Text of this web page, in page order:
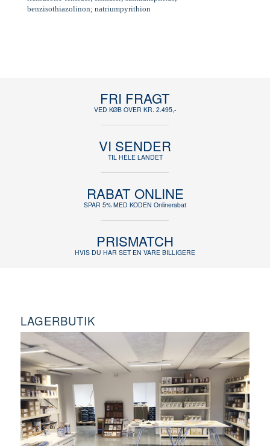
benzisothiazolinon; natriumpyrithion
FRI FRAGT
VED KØB OVER KR. 2.495,-
VI SENDER
TIL HELE LANDET
RABAT ONLINE
SPAR 5% MED KODEN Onlinerabat
PRISMATCH
HVIS DU HAR SET EN VARE BILLIGERE
LAGERBUTIK